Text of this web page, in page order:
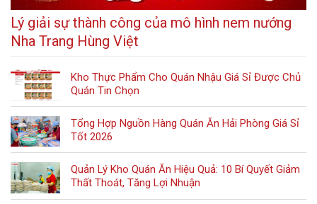
Lý giải sự thành công của mô hình nem nướng
Nha Trang Hùng Việt
Kho Thực Phẩm Cho Quán Nhậu Giá Sỉ Được Chủ
Quán Tin Chọn
Tổng Hợp Nguồn Hàng Quán Ăn Hải Phòng Giá Sỉ
Tốt 2026
Quản Lý Kho Quán Ăn Hiệu Quả: 10 Bí Quyết Giảm
Thất Thoát, Tăng Lợi Nhuận